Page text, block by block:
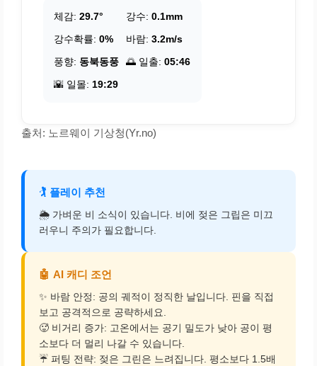
체감: 29.7° 강수: 0.1mm
강수확률: 0% 바람: 3.2m/s
풍향: 동북동풍 🌅 일출: 05:46
🌇 일몰: 19:29
출처: 노르웨이 기상청(Yr.no)
🏌️ 플레이 추천
🌦️ 가벼운 비 소식이 있습니다. 비에 젖은 그립은 미끄
러우니 주의가 필요합니다.
🤖 AI 캐디 조언
✨ 바람 안정: 공의 궤적이 정직한 날입니다. 핀을 직접
보고 공격적으로 공략하세요.
🥵 비거리 증가: 고온에서는 공기 밀도가 낮아 공이 평
소보다 더 멀리 나갈 수 있습니다.
☔ 퍼팅 전략: 젖은 그린은 느려집니다. 평소보다 1.5배